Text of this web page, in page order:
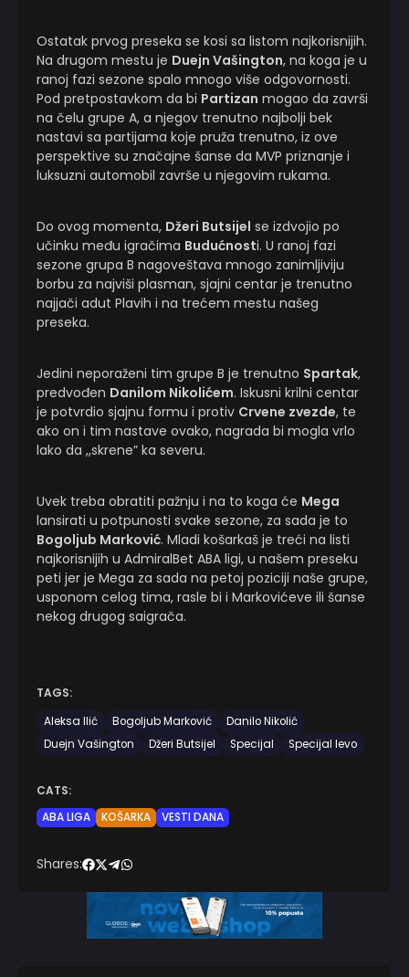
Ostatak prvog preseka se kosi sa listom najkorisnijih.
Na drugom mestu je Duejn Vašington, na koga je u
ranoj fazi sezone spalo mnogo više odgovornosti.
Pod pretpostavkom da bi Partizan mogao da završi
na čelu grupe A, a njegov trenutno najbolji bek
nastavi sa partijama koje pruža trenutno, iz ove
perspektive su značajne šanse da MVP priznanje i
luksuzni automobil završe u njegovim rukama.
Do ovog momenta, Džeri Butsijel se izdvojio po
učinku među igračima Budućnosti. U ranoj fazi
sezone grupa B nagoveštava mnogo zanimljiviju
borbu za najviši plasman, sjajni centar je trenutno
najjači adut Plavih i na trećem mestu našeg
preseka.
Jedini neporaženi tim grupe B je trenutno Spartak,
predvođen Danilom Nikolićem. Iskusni krilni centar
je potvrdio sjajnu formu i protiv Crvene zvezde, te
ako on i tim nastave ovako, nagrada bi mogla vrlo
lako da ,,skrene” ka severu.
Uvek treba obratiti pažnju i na to koga će Mega
lansirati u potpunosti svake sezone, za sada je to
Bogoljub Marković. Mladi košarkaš je treći na listi
najkorisnijih u AdmiralBet ABA ligi, u našem preseku
peti jer je Mega za sada na petoj poziciji naše grupe,
usponom celog tima, rasle bi i Markovićeve ili šanse
nekog drugog saigrača.
TAGS:
Aleksa Ilić
Bogoljub Marković
Danilo Nikolić
Duejn Vašington
Džeri Butsijel Specijal Specijal levo
CATS:
ABA LIGA
KOŠARKA VESTI DANA
Shares: